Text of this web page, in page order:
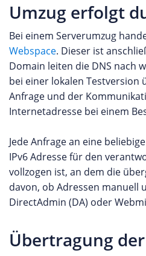
Umzug erfolgt
Bei einem Serverumzug
Webspace. Dieser ist
Domain leiten die DNS nach
bei einer lokalen Testversion
Anfrage und der
Internetadresse bei einem
Jede Anfrage an eine
IPv6 Adresse für den
vollzogen ist, an dem die
davon, ob Adressen manuell
DirectAdmin (DA) oder
Übertragung